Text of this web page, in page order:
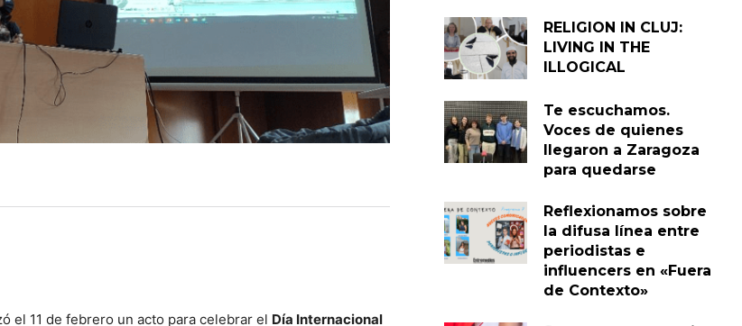
el 11 de febrero un acto para celebrar el Día Internacional
RELIGION IN CLUJ:
LIVING IN THE
ILLOGICAL
Te escuchamos.
Voces de quienes
llegaron a Zaragoza
para quedarse
Reflexionamos sobre
la difusa línea entre
periodistas e
influencers en «Fuera
de Contexto»